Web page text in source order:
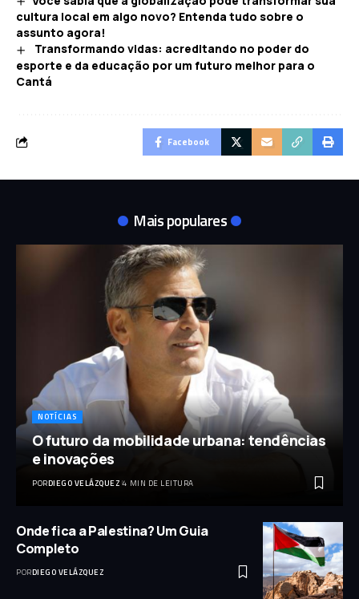
cultura local em algo novo? Entenda tudo sobre o
assunto agora!
Transformando vidas: acreditando no poder do
esporte e da educação por um futuro melhor para o
Cantá
Facebook
Mais populares
NOTÍCIAS
O futuro da mobilidade urbana: tendências
e inovações
PORDIEGO VELÁZQUEZ 4 MIN DE LEITURA
Onde fica a Palestina? Um Guia
Completo
PORDIEGO VELÁZQUEZ